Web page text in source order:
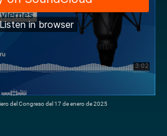
del Congreso del 17 de enero de 2025